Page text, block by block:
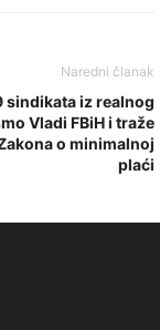
Naredni članak
sindikata iz realnog
Vladi FBiH i traže
o minimalnoj
plaći